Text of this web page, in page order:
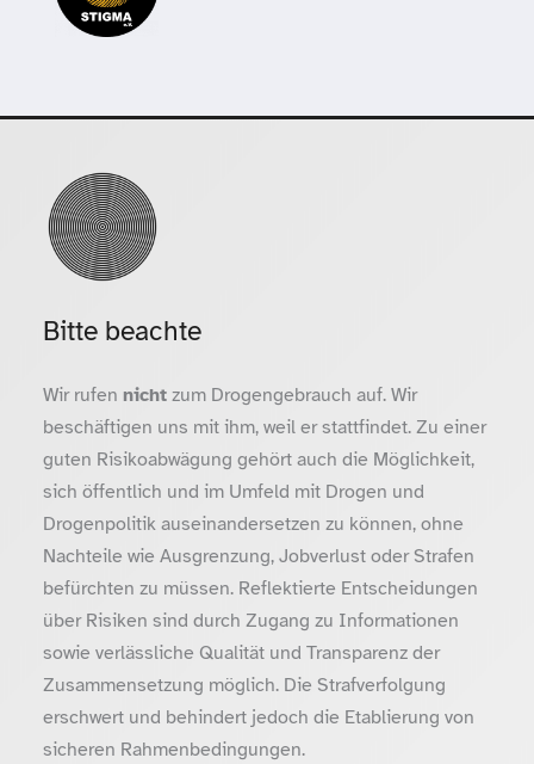
Bitte beachte
Wir rufen nichtzum Drogengebrauch auf. Wir
beschäftigen uns mit ihm, weil er stattfindet. Zu einer
guten Risikoabwägung gehört auch die Möglichkeit,
sich öffentlich und im Umfeld mit Drogen und
Drogenpolitik auseinandersetzen zu können, ohne
Nachteile wie Ausgrenzung, Jobverlust oder Strafen
befürchten zu müssen. Reflektierte Entscheidungen
über Risiken sind durch Zugang zu Informationen
sowie verlässliche Qualität und Transparenz der
Zusammensetzung möglich. Die Strafverfolgung
erschwert und behindert jedoch die Etablierung von
sicheren Rahmenbedingungen.